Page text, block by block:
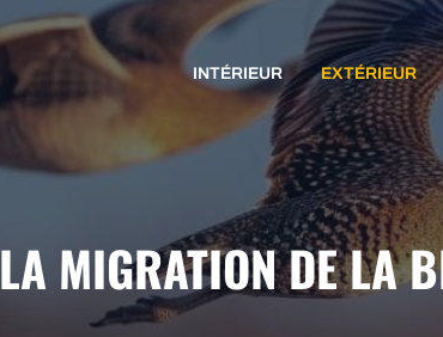
INTÉRIEUR EXTÉRIEUR
LA MIGRATION DE LA